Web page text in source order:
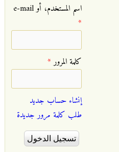
‏اسم المستخدم، أو e-mail
*
‏كلمة المرور ‏*
إنشاء حساب جديد
طلب كلمة مرور جديدة